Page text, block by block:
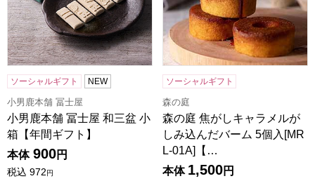
ソーシャルギフト NEW
小男鹿本舗 冨士屋
小男鹿本舗 冨士屋 和三盆 小
箱【年間ギフト】
本体 900円
税込 972円
ソーシャルギフト
森の庭
森の庭 焦がしキャラメルが
しみ込んだバーム 5個入[MR
L-01A]【…
本体 1,500円